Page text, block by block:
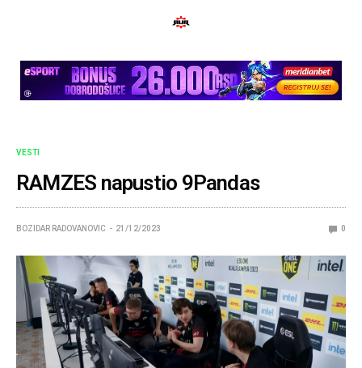
VESTI
RAMZES napustio 9Pandas
BOZIDAR RADOVANOVIC 21/12/2023 0